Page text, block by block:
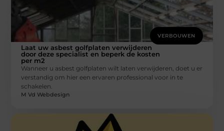
VERBOUWEN
Laat uw asbest golfplaten verwijderen
door deze specialist en beperk de kosten
per m2
Wanneer u asbest golfplaten wilt laten verwijderen, doet u er
verstandig om hier een ervaren professional voor in te
schakelen.
M Vd Webdesign